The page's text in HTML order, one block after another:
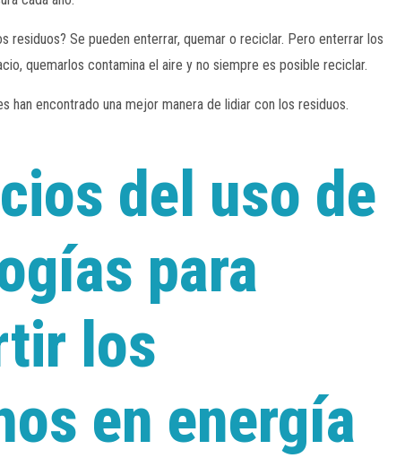
residuos? Se pueden enterrar, quemar o reciclar. Pero enterrar los
quemarlos contamina el aire y no siempre es posible reciclar.
han encontrado una mejor manera de lidiar con los residuos.
del uso de
para
los
en energía